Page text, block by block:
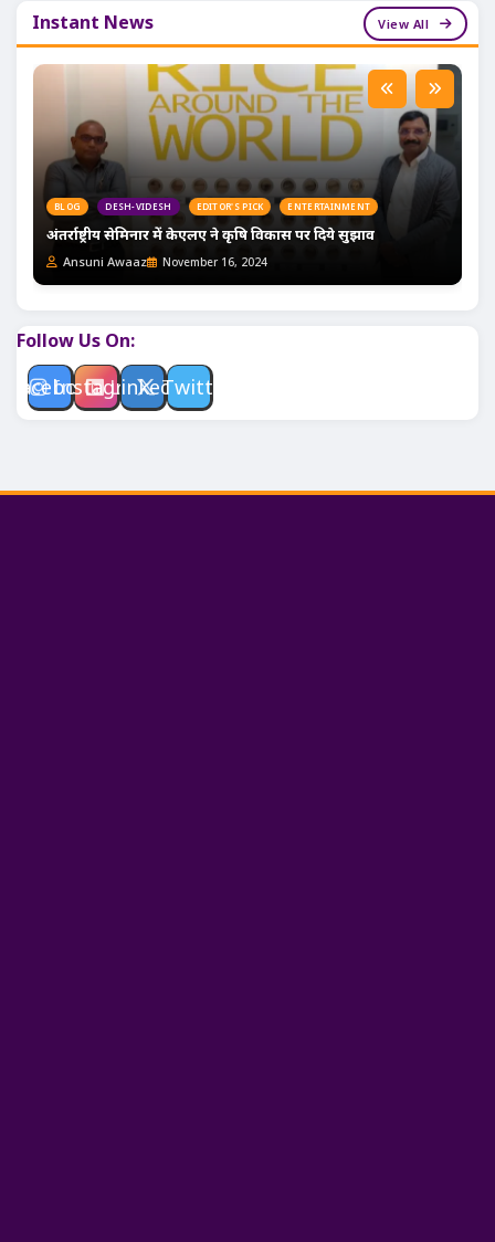
Instant News View All
BLOG DESH-VIDESH EDITOR'S PICK ENTERTAINMENT
अंतर्राष्ट्रीय सेमिनार में केएलए ने कृषि विकास पर दिये सुझाव
Ansuni Awaaz November 16, 2024
Follow Us On:
Facebook
Instagram
LinkedinTwitter